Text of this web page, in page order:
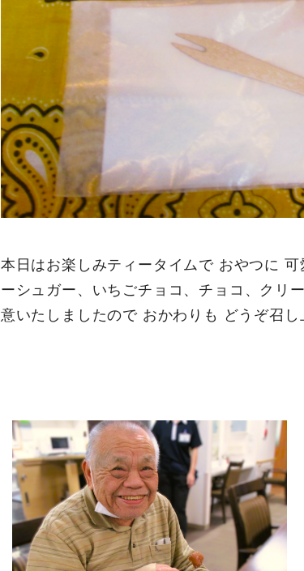
本日はお楽しみティータイムで おやつに
ーシュガー、いちごチョコ、チョコ、クリ
意いたしましたので おかわりも どうぞ召